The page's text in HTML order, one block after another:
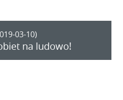
03-10)
na ludowo!